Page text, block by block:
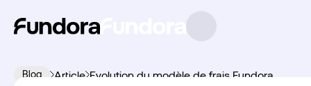
Blog Article Evolution du modèle de frais Fundora